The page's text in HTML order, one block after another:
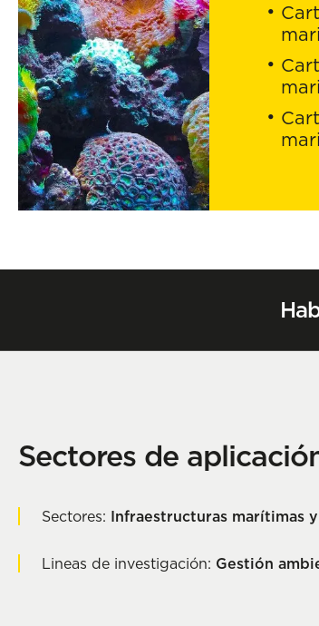
Sectores de
Sectores: Infraestructuras marítimas
Lineas de investigación: Gestión